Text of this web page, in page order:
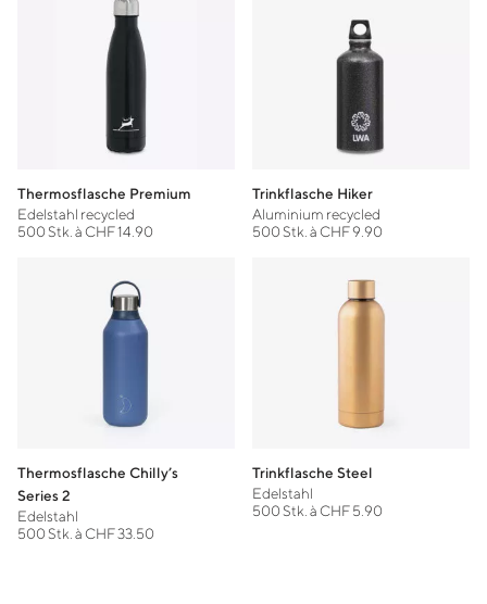
Thermosflasche Premium
Edelstahl recycled
500 Stk. à CHF 14.90
Trinkflasche Hiker
Aluminium recycled
500 Stk. à CHF 9.90
Thermosflasche Chilly’s
Series 2
Edelstahl
500 Stk. à CHF 33.50
Trinkflasche Steel
Edelstahl
500 Stk. à CHF 5.90